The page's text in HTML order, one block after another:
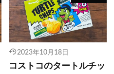
2023年10月18日
コストコのタートルチッ